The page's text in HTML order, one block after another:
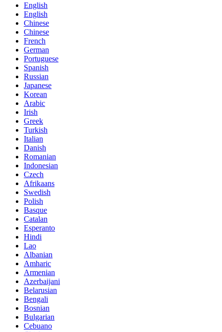
English
English
Chinese
Chinese
French
German
Portuguese
Spanish
Russian
Japanese
Korean
Arabic
Irish
Greek
Turkish
Italian
Danish
Romanian
Indonesian
Czech
Afrikaans
Swedish
Polish
Basque
Catalan
Esperanto
Hindi
Lao
Albanian
Amharic
Armenian
Azerbaijani
Belarusian
Bengali
Bosnian
Bulgarian
Cebuano